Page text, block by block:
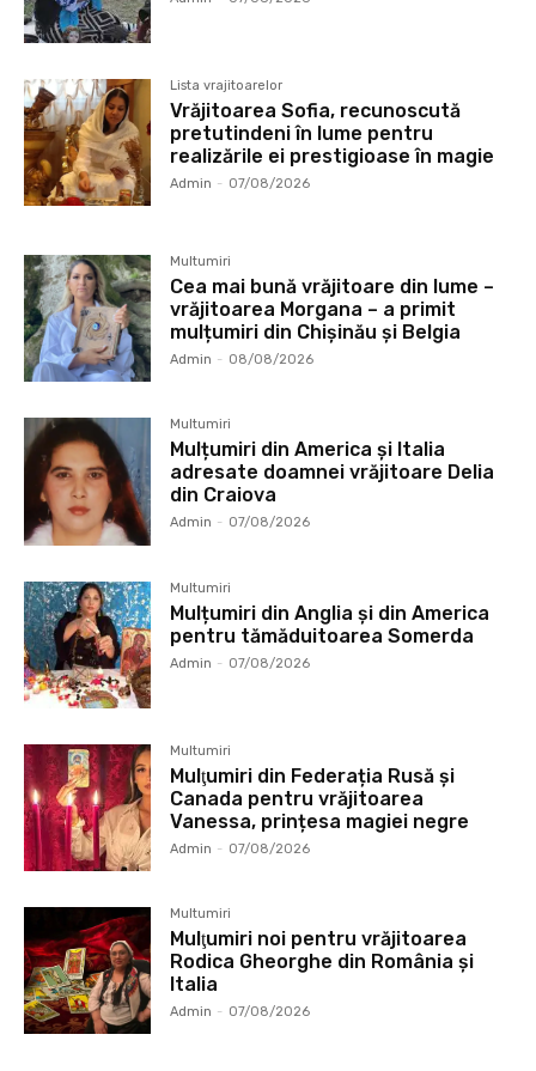
Lista vrajitoarelor
Vrăjitoarea Sofia, recunoscută
pretutindeni în lume pentru
realizările ei prestigioase în magie
Admin - 07/08/2026
Multumiri
Cea mai bună vrăjitoare din lume –
vrăjitoarea Morgana – a primit
mulțumiri din Chișinău și Belgia
Admin - 08/08/2026
Multumiri
Mulțumiri din America și Italia
adresate doamnei vrăjitoare Delia
din Craiova
Admin - 07/08/2026
Multumiri
Mulțumiri din Anglia și din America
pentru tămăduitoarea Somerda
Admin - 07/08/2026
Multumiri
Mulţumiri din Federația Rusă și
Canada pentru vrăjitoarea
Vanessa, prințesa magiei negre
Admin - 07/08/2026
Multumiri
Mulţumiri noi pentru vrăjitoarea
Rodica Gheorghe din România și
Italia
Admin - 07/08/2026